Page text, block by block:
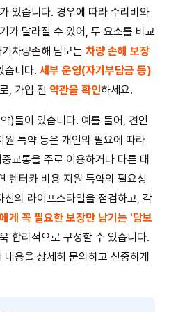
있습니다. 경우에 따라 수리비와
가 달라질 수 있어, 두 요소를 비교
차량손해 담보는 차량 손해 보장
습니다. 세부 운영(자기부담금 등)
, 가입 전 약관을 확인하세요.
)들이 있습니다. 예를 들어, 견인
특약 등은 개인의 필요에 따라
교통을 주로 이용하거나 다른 대
렌터카 비용 지원 특약의 필요성
의 라이프스타일을 점검하고, 각
게 꼭 필요한 보장만 남기는 '담보
합리적으로 구성할 수 있습니다.
용을 상세히 문의하고 신중하게